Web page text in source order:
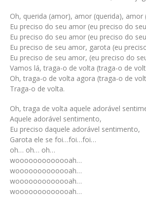
Oh, querida (amor), amor (querida),
Eu preciso do seu amor (eu preciso do
Eu preciso do seu amor (eu preciso do
Eu preciso de seu amor, garota (eu
Eu preciso de seu amor, (eu preciso do
Vamos lá, traga-o de volta (traga-o de
Oh, traga-o de volta agora (traga-o de
Traga-o de volta.
Oh, traga de volta aquele adorável
Aquele adorável sentimento,
Eu preciso daquele adorável sentimento,
Garota ele se foi…foi…foi…
oh… oh… oh…
wooooooooooooah…
wooooooooooooah…
wooooooooooooah…
wooooooooooooah…